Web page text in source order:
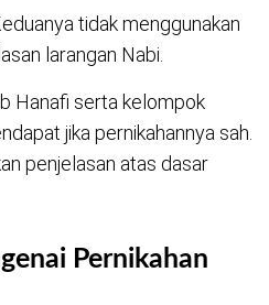
tidak menggunakan
larangan Nabi.
Hanafi serta kelompok
jika pernikahannya sah.
penjelasan atas dasar
Pernikahan